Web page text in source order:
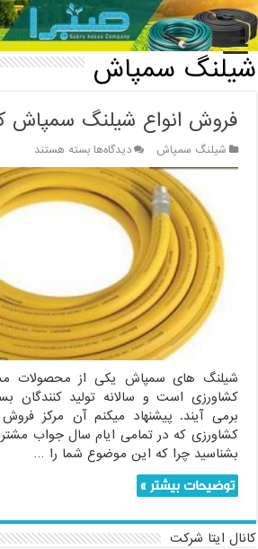
خانه / شیلنگ سمپاش
شیلنگ سمپاش
فروش انواع شیلنگ سمپاش
شیلنگ سمپاش دیدگاه‌هابرای
فروش
انواع
شیلنگ
سمپاش
بسته هستند
شیلنگ های سمپاش یکی از محصولات
کشاورزی است و سالانه تولید کنندگان
برمی آیند. پیشنهاد میکنم آن مرکز
کشاورزی که در تمامی ایام سال جواب
بشناسید چرا که این موضوع شما را …
توضیحات بیشتر »
کانال ایتا شرکت